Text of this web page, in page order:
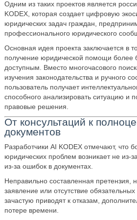
Одним из таких проектов является
KODEX, которая создает цифровую
юридических задач граждан,
профессионального юридического
Основная идея проекта заключается в
получение юридической помощи более
доступным. Вместо многочасового
изучения законодательства и ручного
пользователь получает
способного анализировать ситуацию и
правовые решения.
От консультаций к
документов
Разработчики AI KODEX отмечают, что
юридических проблем возникает не
из‑за ошибок в документах.
Неправильно составленная претензия,
заявление или отсутствие
зачастую приводят к отказам,
потере времени.